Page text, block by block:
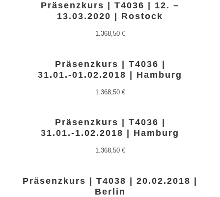
Präsenzkurs | T4036 | 12. –
13.03.2020 | Rostock
1.368,50 €
Präsenzkurs | T4036 |
31.01.-01.02.2018 | Hamburg
1.368,50 €
Präsenzkurs | T4036 |
31.01.-1.02.2018 | Hamburg
1.368,50 €
Präsenzkurs | T4038 | 20.02.2018 |
Berlin